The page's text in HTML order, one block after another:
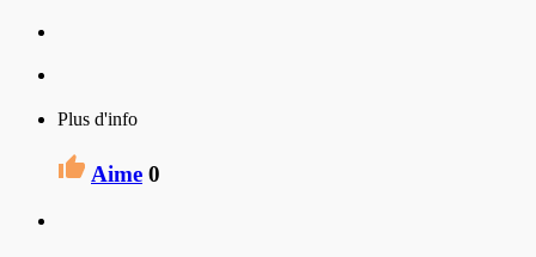
Plus d'info
Aime 0